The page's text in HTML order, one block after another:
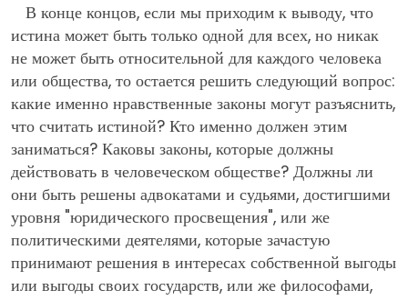
В конце концов, если мы приходим к выводу, что
истина может быть только одной для всех, но никак
не может быть относительной для каждого человека
или общества, то остается решить следующий вопрос:
какие именно нравственные законы могут разъяснить,
что считать истиной? Кто именно должен этим
заниматься? Каковы законы, которые должны
действовать в человеческом обществе? Должны ли
они быть решены адвокатами и судьями, достигшими
уровня "юридического просвещения", или же
политическими деятелями, которые зачастую
принимают решения в интересах собственной выгоды
или выгоды своих государств, или же философами,